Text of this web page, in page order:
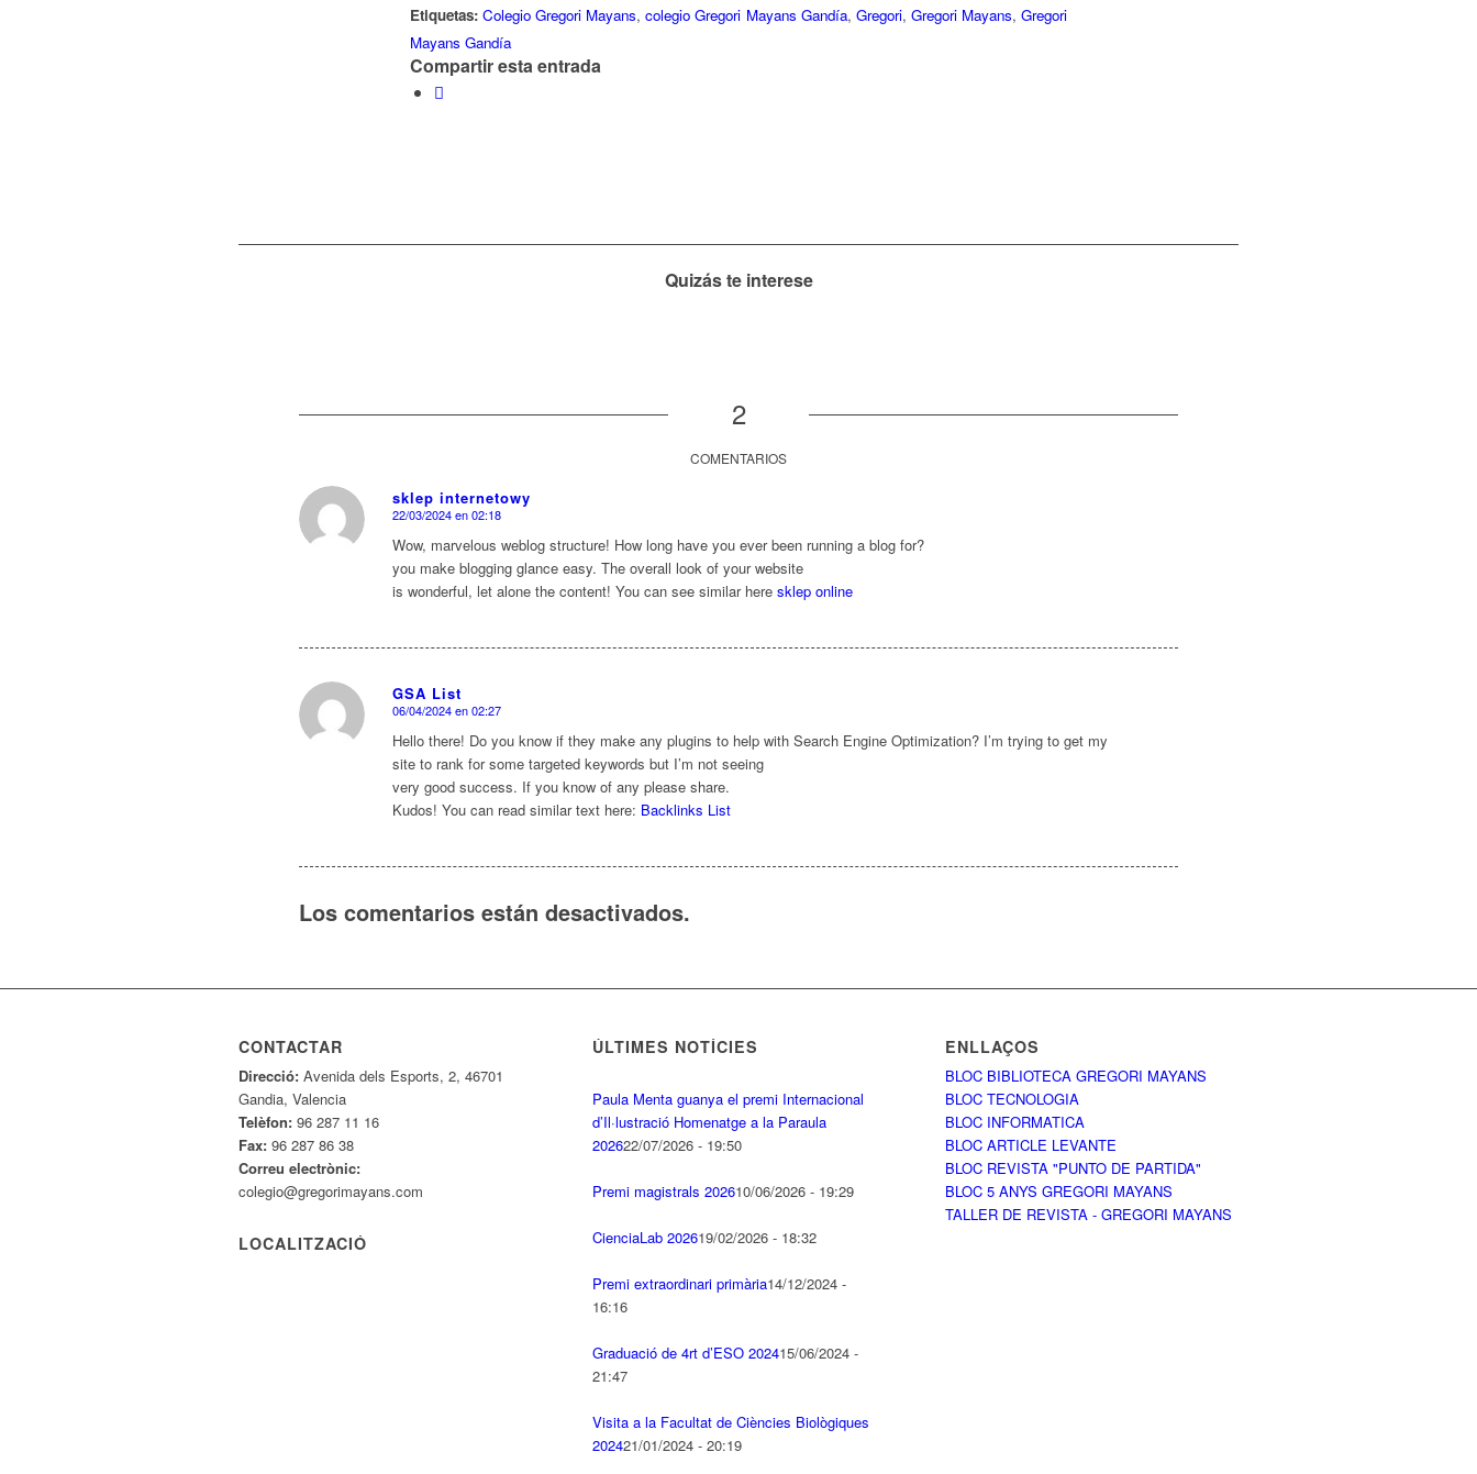
Etiquetas: Colegio Gregori Mayans,colegio Gregori Mayans Gandía, Gregori, Gregori Mayans,Gregori
Mayans Gandía
Compartir esta entrada
Quizás te interese
2
COMENTARIOS
sklep internetowy
Dice:
22/03/2024 en 02:18
Wow, marvelous weblog structure! How long have you ever been running a blog for?
you make blogging glance easy. The overall look of your website
is wonderful, let alone the content! You can see similar here sklep online
GSA List
Dice:
06/04/2024 en 02:27
Hello there! Do you know if they make any plugins to help with Search Engine Optimization? I’m trying to get my
site to rank for some targeted keywords but I’m not seeing
very good success. If you know of any please share.
Kudos! You can read similar text here: Backlinks List
Los comentarios están desactivados.
CONTACTAR
Direcció: Avenida dels Esports, 2, 46701
Gandia, Valencia
Telèfon: 96 287 11 16
Fax: 96 287 86 38
Correu electrònic:
colegio@gregorimayans.com
LOCALITZACIÓ
ÚLTIMES NOTÍCIES
Paula Menta guanya el premi Internacional
d’Il·lustració Homenatge a la Paraula
202622/07/2026 - 19:50
Premi magistrals 202610/06/2026 - 19:29
CienciaLab 202619/02/2026 - 18:32
Premi extraordinari primària14/12/2024 -
16:16
Graduació de 4rt d’ESO 202415/06/2024 -
21:47
Visita a la Facultat de Ciències Biològiques
202421/01/2024 - 20:19
ENLLAÇOS
BLOC BIBLIOTECA GREGORI MAYANS
BLOC TECNOLOGIA
BLOC INFORMATICA
BLOC ARTICLE LEVANTE
BLOC REVISTA "PUNTO DE PARTIDA"
BLOC 5 ANYS GREGORI MAYANS
TALLER DE REVISTA - GREGORI MAYANS